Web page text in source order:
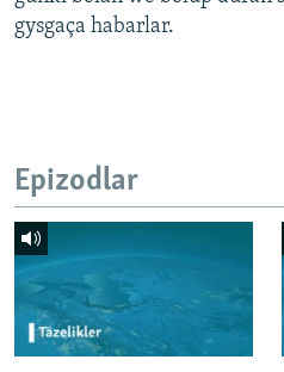
gysgaça habarlar.
Epizodlar